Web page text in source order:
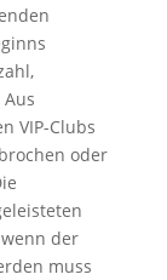
VIP-Clubs
oder
der
muss